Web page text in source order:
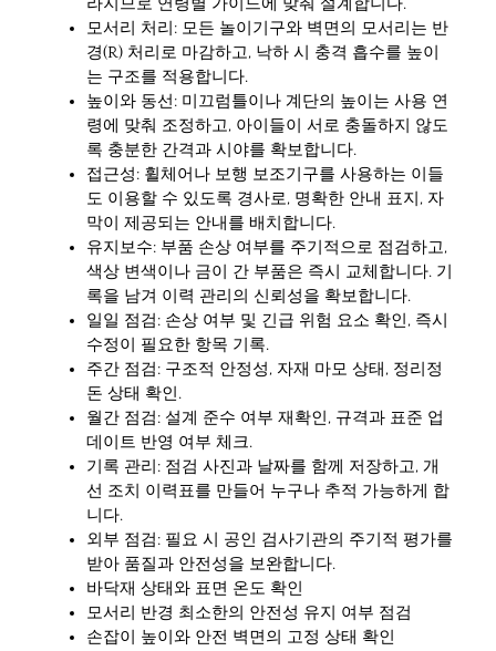
라지므로 연령별 가이드에 맞춰 설계합니다.
모서리 처리: 모든 놀이기구와 벽면의 모서리는 반
경(R) 처리로 마감하고, 낙하 시 충격 흡수를 높이
는 구조를 적용합니다.
높이와 동선: 미끄럼틀이나 계단의 높이는 사용 연
령에 맞춰 조정하고, 아이들이 서로 충돌하지 않도
록 충분한 간격과 시야를 확보합니다.
접근성: 휠체어나 보행 보조기구를 사용하는 이들
도 이용할 수 있도록 경사로, 명확한 안내 표지, 자
막이 제공되는 안내를 배치합니다.
유지보수: 부품 손상 여부를 주기적으로 점검하고,
색상 변색이나 금이 간 부품은 즉시 교체합니다. 기
록을 남겨 이력 관리의 신뢰성을 확보합니다.
일일 점검: 손상 여부 및 긴급 위험 요소 확인, 즉시
수정이 필요한 항목 기록.
주간 점검: 구조적 안정성, 자재 마모 상태, 정리정
돈 상태 확인.
월간 점검: 설계 준수 여부 재확인, 규격과 표준 업
데이트 반영 여부 체크.
기록 관리: 점검 사진과 날짜를 함께 저장하고, 개
선 조치 이력표를 만들어 누구나 추적 가능하게 합
니다.
외부 점검: 필요 시 공인 검사기관의 주기적 평가를
받아 품질과 안전성을 보완합니다.
바닥재 상태와 표면 온도 확인
모서리 반경 최소한의 안전성 유지 여부 점검
손잡이 높이와 안전 벽면의 고정 상태 확인